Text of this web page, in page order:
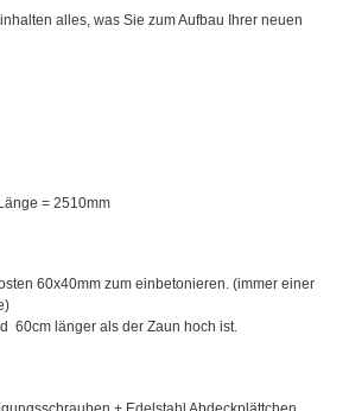
alles, was Sie zum Aufbau Ihrer neuen
= 2510mm
60x40mm zum einbetonieren. (immer einer
60cm länger als der Zaun hoch ist.